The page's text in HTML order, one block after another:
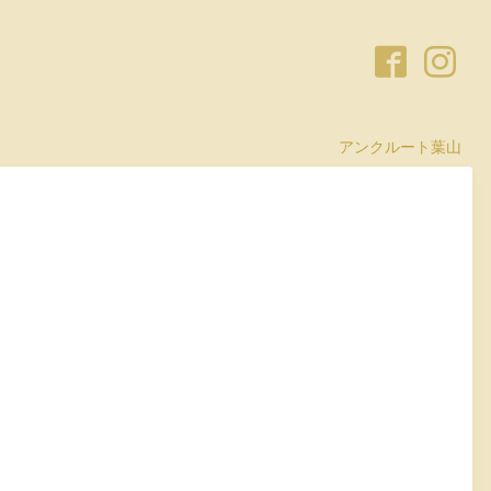
アンクルート葉山